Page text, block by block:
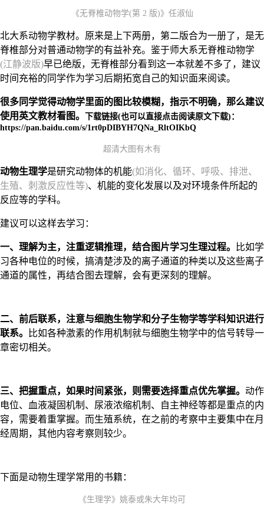
《无脊椎动物学(第 2 版)》任淑仙
北大系动物学教材。原来是上下两册，第二版合为一册了，是无
脊椎部分对普通动物学的有益补充。鉴于师大系无脊椎动物学
(江静波版)早已绝版，无脊椎部分看到这一本就差不多了，建议
时间充裕的同学作为学习后期拓宽自己的知识面来阅读。
很多同学觉得动物学里面的图比较模糊，指示不明确，那么建议
使用英文教材看图。
下载链接(也可以直接点击阅读原文下载)：
https://pan.baidu.com/s/1rt0pDIBYH7QNa_RltOIKbQ
超清大图有木有
动物生理学是研究动物体的机能(如消化、循环、呼吸、排泄、
生殖、刺激反应性等)、机能的变化发展以及对环境条件所起的
反应等的学科。
建议可以这样去学习：
一、理解为主，注重逻辑推理，结合图片学习生理过程。
比如学
习各种电位的时候，搞清楚涉及的离子通道的种类以及这些离子
通道的属性，再结合图去理解，会有更深刻的理解。
二、前后联系，注意与细胞生物学和分子生物学等学科知识进行
联系。
比如各种激素的作用机制就与细胞生物学中的信号转导一
章密切相关。
三、把握重点，如果时间紧张，则需要选择重点优先掌握。 动作
电位、血液凝固机制、尿液浓缩机制、自主神经等都是重点的内
容，需要着重掌握。而生殖系统，在之前的考察中主要集中在月
经周期，其他内容考察则较少。
下面是动物生理学常用的书籍：
《生理学》姚泰或朱大年均可